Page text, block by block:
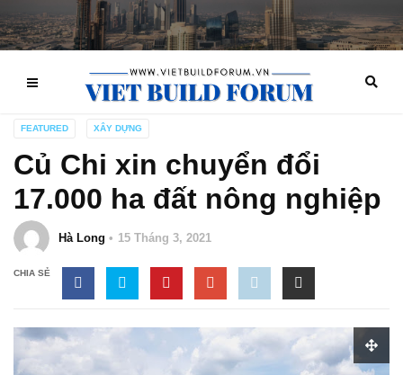
FEATURED XÂY DỰNG
Củ Chi xin chuyển đổi
17.000 ha đất nông nghiệp
Hà Long 15 Tháng 3, 2021
CHIA SẺ